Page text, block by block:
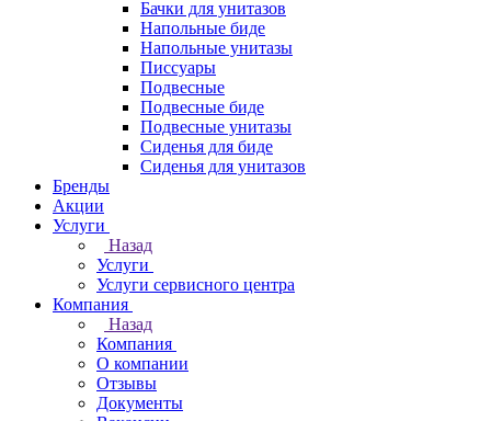
Бачки для унитазов
Напольные биде
Напольные унитазы
Писсуары
Подвесные
Подвесные биде
Подвесные унитазы
Сиденья для биде
Сиденья для унитазов
Бренды
Акции
Услуги
Назад
Услуги
Услуги сервисного центра
Компания
Назад
Компания
О компании
Отзывы
Документы